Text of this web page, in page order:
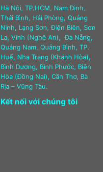
Hà Nội, TP.HCM, Nam Định,
Thái Bình, Hải Phòng, Quảng
Ninh, Lạng Sơn, Điện Biên, Sơn
La, Vinh (Nghệ An), Đà Nẵng,
Quảng Nam, Quảng Bình, TP.
Huế, Nha Trang (Khánh Hòa),
Bình Dương, Bình Phước, Biên
Hòa (Đồng Nai), Cần Thơ, Bà
Rịa – Vũng Tàu.
Kết nối với chúng tôi